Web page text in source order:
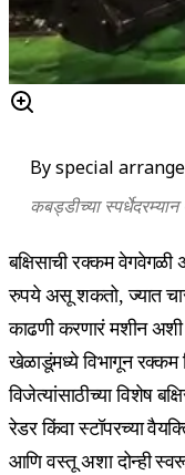
By special
कबड्डीच्या
बक्षिसाची रक्कम
रुपये असू शकतो, ज्यात
काढणी करणारं मशीन
खेळाडूंमध्ये विभागून
विजेत्यांसाठीच्या विशेष
रेडर किंवा स्टॉपरच्या
आणि वस्तू अशा दोन्ही